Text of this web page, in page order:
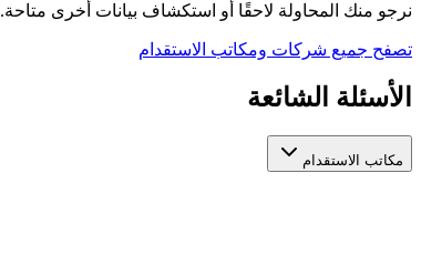
نرجو منك المحاولة لاحقًا أو استكشاف بيانات أخرى متاحة.
تصفح جميع شركات ومكاتب الاستقدام
الأسئلة الشائعة
مكاتب الاستقدام